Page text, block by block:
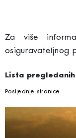
Za više
osiguravateljnog
Lista
Posljednje stranice